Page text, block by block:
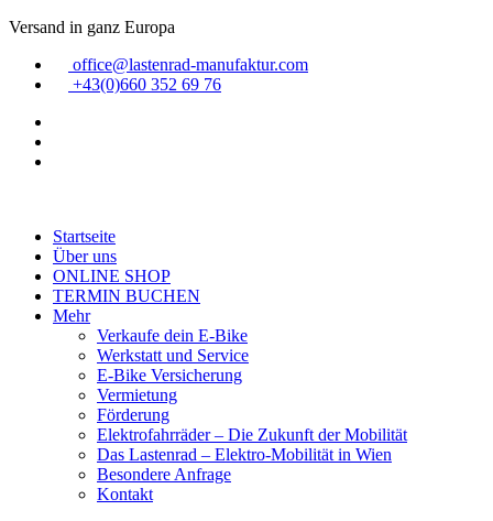
Zum
springen
Versand in ganz Europa
office@lastenrad-manufaktur.com
+43(0)660 352 69 76
Startseite
Über uns
ONLINE SHOP
TERMIN BUCHEN
Mehr
Verkaufe dein E-Bike
Werkstatt und Service
E-Bike Versicherung
Vermietung
Förderung
Elektrofahrräder – Die Zukunft der Mobilität
Das Lastenrad – Elektro-Mobilität in Wien
Besondere Anfrage
Kontakt